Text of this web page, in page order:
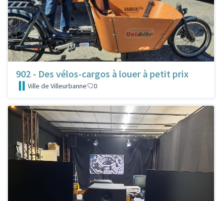
902 - Des vélos-cargos à louer à petit prix
Ville de Villeurbanne 0